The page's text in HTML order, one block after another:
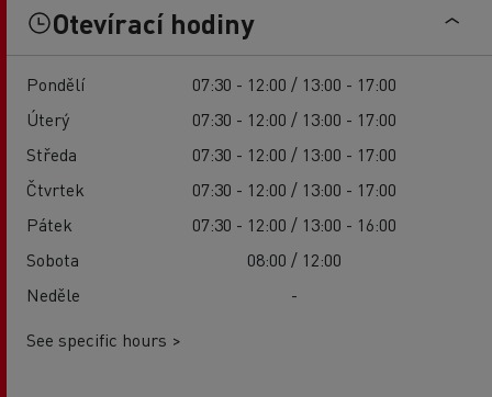
Otevírací hodiny
Pondělí
07:30 - 12:00 / 13:00 - 17:00
Úterý
07:30 - 12:00 / 13:00 - 17:00
Středa
07:30 - 12:00 / 13:00 - 17:00
Čtvrtek
07:30 - 12:00 / 13:00 - 17:00
Pátek
07:30 - 12:00 / 13:00 - 16:00
Sobota
08:00 / 12:00
Neděle
-
See specific hours >